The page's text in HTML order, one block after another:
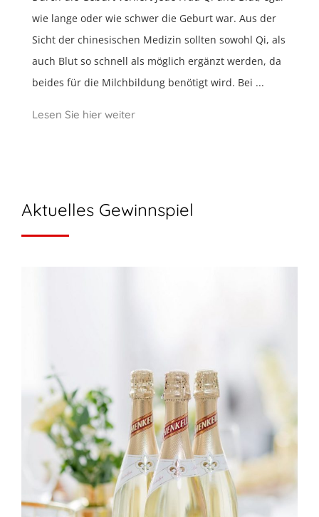
wie lange oder wie schwer die Geburt war. Aus der
Sicht der chinesischen Medizin sollten sowohl Qi, als
auch Blut so schnell als möglich ergänzt werden, da
beides für die Milchbildung benötigt wird. Bei ...
Lesen Sie hier weiter
Aktuelles Gewinnspiel